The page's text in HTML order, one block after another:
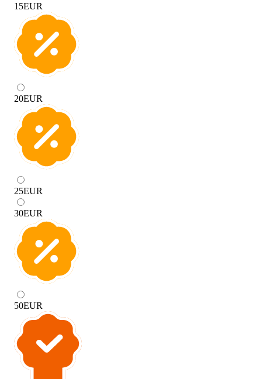
15EUR
20EUR
25EUR
30EUR
50EUR